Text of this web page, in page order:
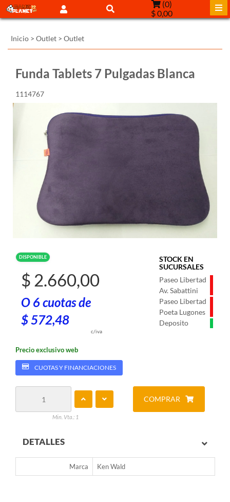
(0)
$ 0,00
Inicio > Outlet > Outlet
Funda Tablets 7 Pulgadas Blanca
1114767
DISPONIBLE
STOCK EN
SUCURSALES
Paseo Libertad
Av. Sabattini
Paseo Libertad
Poeta Lugones
Deposito
$ 2.660,00
O 6 cuotas de
$ 572,48
c/iva
Precio exclusivo web
CUOTAS Y FINANCIACIONES
Min. Vta.: 1
COMPRAR
DETALLES
Marca Ken Wald